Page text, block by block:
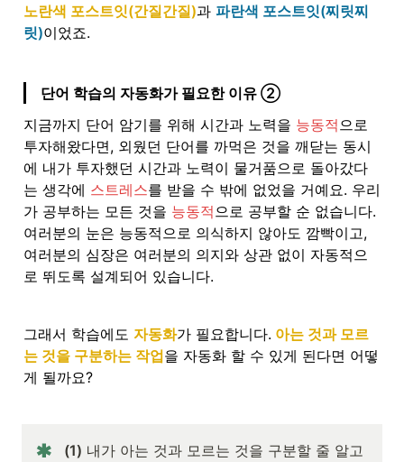
노란색 포스트잇(간질간질)과 파란색 포스트잇(찌릿찌
릿)이었죠.
단어 학습의 자동화가 필요한 이유 ②
지금까지 단어 암기를 위해 시간과 노력을 능동적으로
투자해왔다면, 외웠던 단어를 까먹은 것을 깨닫는 동시
에 내가 투자했던 시간과 노력이 물거품으로 돌아갔다
는 생각에 스트레스를 받을 수 밖에 없었을 거예요. 우리
가 공부하는 모든 것을 능동적으로 공부할 순 없습니다.
여러분의 눈은 능동적으로 의식하지 않아도 깜빡이고,
여러분의 심장은 여러분의 의지와 상관 없이 자동적으
로 뛰도록 설계되어 있습니다.
그래서 학습에도 자동화가 필요합니다. 아는 것과 모르
는 것을 구분하는 작업을 자동화 할 수 있게 된다면 어떻
게 될까요?
(1)